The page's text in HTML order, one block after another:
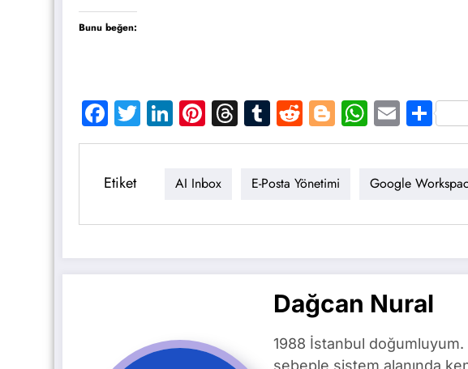
Bunu beğen:
Facebook
TwitterLinkedIn
Pinterest
Threads
Tumblr
RedditBloggerEmail
Etiket AI Inbox E-Posta Yönetimi Google
Dağcan Nural
1988 İstanbul doğumluyum.
sebeple sistem alanında